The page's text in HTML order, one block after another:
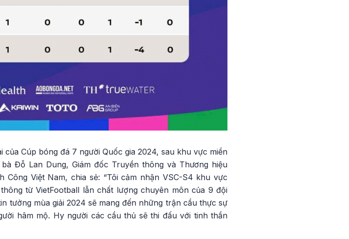
Cúp bóng đá 7 người Quốc gia 2024, sau khu vực miền
Đỗ Lan Dung, Giám đốc Truyền thông và Thương hiệu
Việt Nam, chia sẻ: “Tôi cảm nhận VSC-S4 khu vực
từ VietFootball lẫn chất lượng chuyên môn của 9 đội
tưởng mùa giải 2024 sẽ mang đến những trận cầu thực sự
hâm mộ. Hy người các cầu thủ sẽ thi đấu với tinh thần